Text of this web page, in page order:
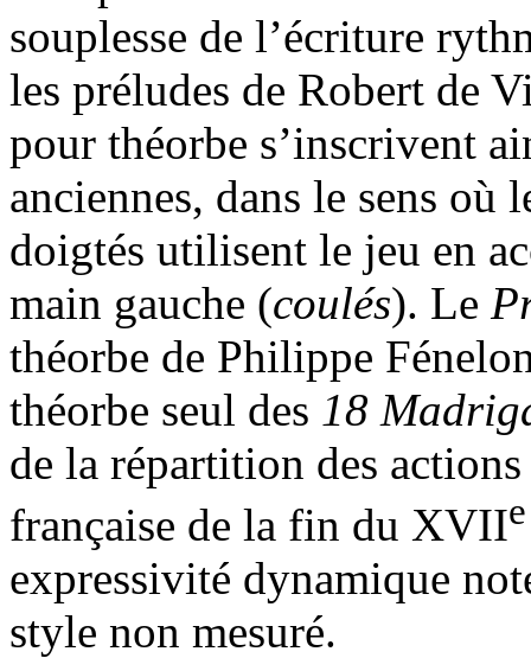
souplesse de l’écriture
les préludes de Robert de
pour théorbe s’inscrivent
anciennes, dans le sens où
doigtés utilisent le jeu en
main gauche (coulés). Le
théorbe de Philippe
théorbe seul des 18
de la répartition des
française de la fin du XVIIe
expressivité dynamique
style non mesuré.